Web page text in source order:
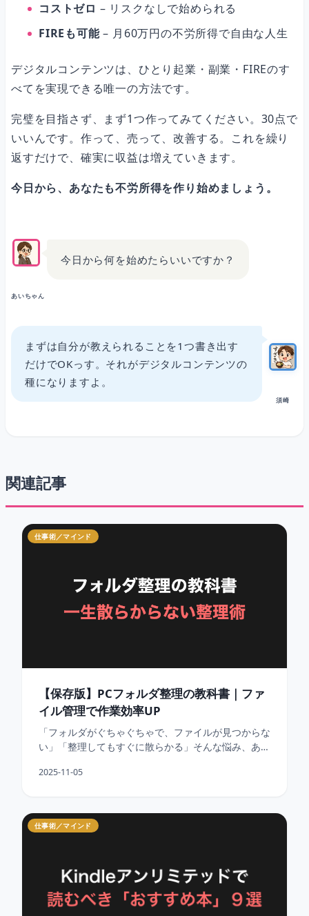
コストゼロ – リスクなしで始められる
FIREも可能– 月60万円の不労所得で自由な人生
デジタルコンテンツは、ひとり起業・副業・FIREのす
べてを実現できる唯一の方法です。
完璧を目指さず、まず1つ作ってみてください。30点で
いいんです。作って、売って、改善する。これを繰り
返すだけで、確実に収益は増えていきます。
今日から、あなたも不労所得を作り始めましょう。
あいちゃん
今日から何を始めたらいいですか？
須崎
まずは自分が教えられることを1つ書き出す
だけでOKっす。それがデジタルコンテンツの
種になりますよ。
関連記事
仕事術／マインド
【保存版】PCフォルダ整理の教科書｜ファ
イル管理で作業効率UP
「フォルダがぐちゃぐちゃで、ファイルが見つからな
い」「整理してもすぐに散らかる」そんな悩み、あり
「型」があります。
2025-11-05
仕事術／マインド